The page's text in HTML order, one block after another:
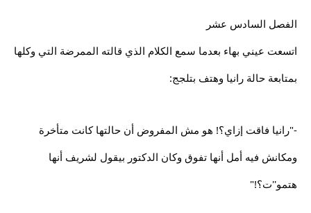
الفصل السادس عشر
اتسعت عيني بهاء بعدما سمع الكلام الذي قالته الممرضة التي وكلها
بمتابعة حالة رانيا وهتف بتلجج:
-"رانيا فاقت إزاي؟! هو مش المفروض أن حالتها كانت متأخرة
ومكانش فيه أمل أنها تفوق وكان الدكتور بيقول لشريف أنها
هتمو''ت؟!"